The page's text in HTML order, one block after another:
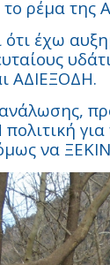
το ρέμα της
ότι έχω
ΑΔΙΕΞΟΔΗ.
να